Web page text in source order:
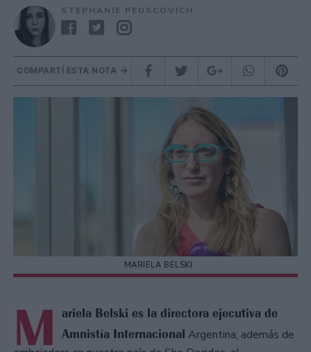
STEPHANIE PEUSCOVICH
COMPARTÍ ESTA NOTA
MARIELA BELSKI
M
ariela Belski es la directora ejecutiva de
Amnistía Internacional Argentina, además de